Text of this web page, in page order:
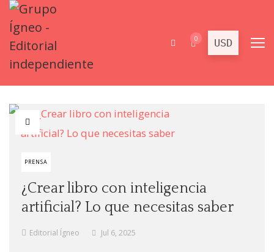
0
PRENSA
¿Crear libro con inteligencia
artificial? Lo que necesitas saber
Editorial Ígneo Jul 6, 2025